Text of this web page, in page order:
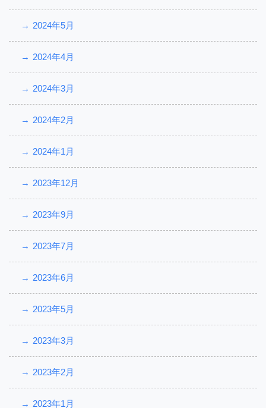
2024年5月
2024年4月
2024年3月
2024年2月
2024年1月
2023年12月
2023年9月
2023年7月
2023年6月
2023年5月
2023年3月
2023年2月
2023年1月